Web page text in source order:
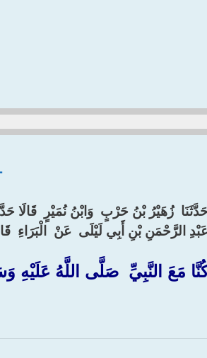
‏زُهَيْرُ بْنُ حَرْبٍ ‏ ‏وَابْنُ نُمَيْرٍ ‏ ‏قَالَا
الرَّحْمَنِ بْنِ أَبِي لَيْلَى ‏ ‏عَنْ ‏ ‏الْبَرَاءِ
مَعَ النَّبِيِّ ‏ ‏صَلَّى اللَّهُ